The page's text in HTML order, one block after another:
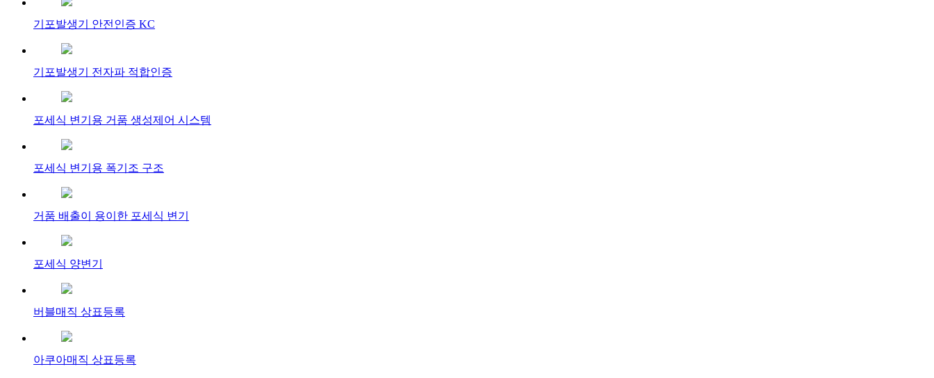
기포발생기 안전인증 KC
기포발생기 전자파 적합인증
포세식 변기용 거품 생성제어 시스템
포세식 변기용 폭기조 구조
거품 배출이 용이한 포세식 변기
포세식 양변기
버블매직 상표등록
아쿠아매직 상표등록